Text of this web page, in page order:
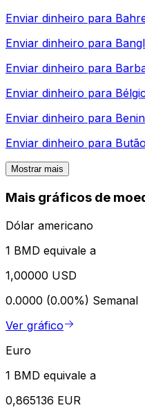
Enviar dinheiro para
Enviar dinheiro para
Enviar dinheiro para
Enviar dinheiro para
Enviar dinheiro para Benin
Enviar dinheiro para Butão
Mostrar mais
Mais gráficos de
Dólar americano
1 BMD equivale a
1,00000 USD
0.0000 (0.00%) Semanal
Ver gráfico
Euro
1 BMD equivale a
0,865136 EUR